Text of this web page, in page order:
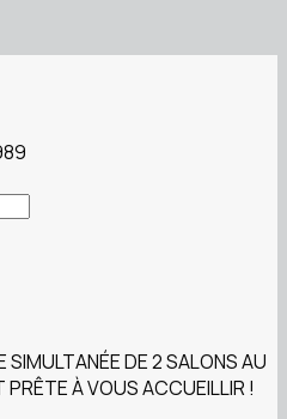
SIMULTANÉE DE 2 SALONS AU
À VOUS ACCUEILLIR !